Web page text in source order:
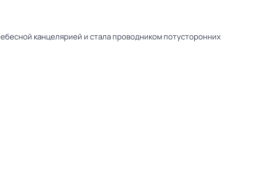
канцелярией и стала проводником потусторонних